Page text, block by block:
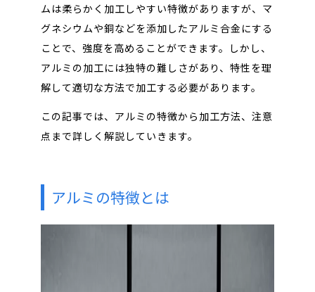
ムは柔らかく加工しやすい特徴がありますが、マ
グネシウムや銅などを添加したアルミ合金にする
ことで、強度を高めることができます。しかし、
アルミの加工には独特の難しさがあり、特性を理
解して適切な方法で加工する必要があります。
この記事では、アルミの特徴から加工方法、注意
点まで詳しく解説していきます。
アルミの特徴とは